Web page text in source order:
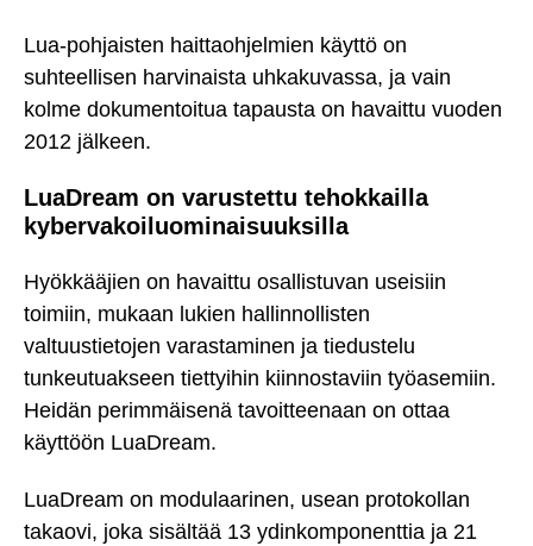
Lua-pohjaisten haittaohjelmien käyttö on
suhteellisen harvinaista uhkakuvassa, ja vain
kolme dokumentoitua tapausta on havaittu vuoden
2012 jälkeen.
LuaDream on varustettu tehokkailla
kybervakoiluominaisuuksilla
Hyökkääjien on havaittu osallistuvan useisiin
toimiin, mukaan lukien hallinnollisten
valtuustietojen varastaminen ja tiedustelu
tunkeutuakseen tiettyihin kiinnostaviin työasemiin.
Heidän perimmäisenä tavoitteenaan on ottaa
käyttöön LuaDream.
LuaDream on modulaarinen, usean protokollan
takaovi, joka sisältää 13 ydinkomponenttia ja 21